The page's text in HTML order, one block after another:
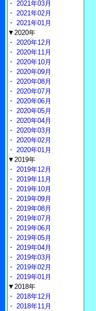
・ 2021年03月
・ 2021年02月
・ 2021年01月
▼2020年
・ 2020年12月
・ 2020年11月
・ 2020年10月
・ 2020年09月
・ 2020年08月
・ 2020年07月
・ 2020年06月
・ 2020年05月
・ 2020年04月
・ 2020年03月
・ 2020年02月
・ 2020年01月
▼2019年
・ 2019年12月
・ 2019年11月
・ 2019年10月
・ 2019年09月
・ 2019年08月
・ 2019年07月
・ 2019年06月
・ 2019年05月
・ 2019年04月
・ 2019年03月
・ 2019年02月
・ 2019年01月
▼2018年
・ 2018年12月
・ 2018年11月